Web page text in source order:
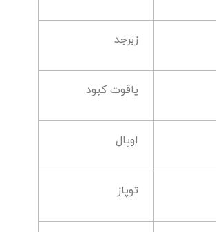
زبرجد
یاقوت کبود
اوپال
توپاز